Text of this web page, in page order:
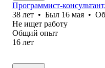
Программист-
38 лет • Был 16 мая •
Не ищет работу
Общий опыт
16 лет